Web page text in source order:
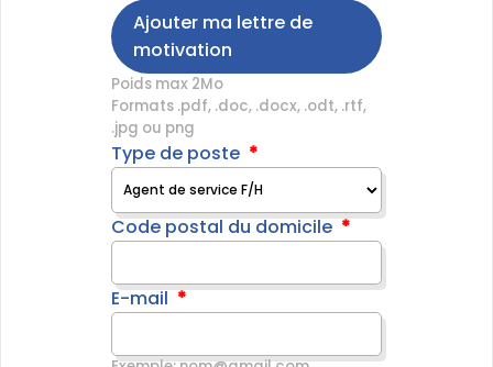
Ajouter ma lettre de
motivation
Poids max 2Mo
Formats .pdf, .doc, .docx, .odt, .rtf,
.jpg ou png
Type de poste
Code postal du domicile
E-mail